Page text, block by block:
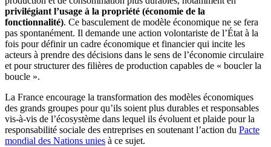
privilégiant l’usage à la propriété (économie de la
fonctionnalité). Ce basculement de modèle économique ne se fera
pas spontanément. Il demande une action volontariste de l’État à la
fois pour définir un cadre économique et financier qui incite les
acteurs à prendre des décisions dans le sens de l’économie circulaire
et pour structurer des filières de production capables de « boucler la
boucle ».
La France encourage la transformation des modèles économiques
des grands groupes pour qu’ils soient plus durables et responsables
vis-à-vis de l’écosystème dans lequel ils évoluent et plaide pour la
responsabilité sociale des entreprises en soutenant l’action du Pacte
mondial des Nations unies à ce sujet.